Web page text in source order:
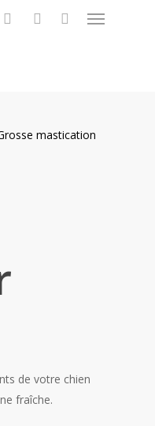
Menu
mastication
de votre chien
fraîche.